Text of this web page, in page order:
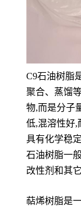
C9石油树脂
聚合、蒸馏
物,而是分子
低,混溶性好,
具有化学稳
石油树脂一
改性剂和其
萜烯树脂是